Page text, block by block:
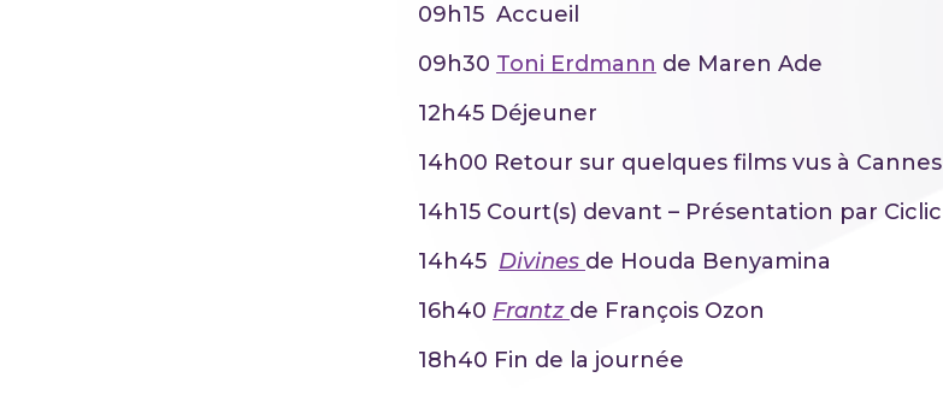
09h15 Accueil
09h30 Toni Erdmann de Maren Ade
12h45 Déjeuner
14h00 Retour sur quelques films vus à Cannes
14h15 Court(s) devant – Présentation par Ciclic
14h45 Divines de Houda Benyamina
16h40 Frantz de François Ozon
18h40 Fin de la journée